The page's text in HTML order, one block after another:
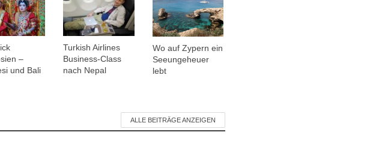
–
und Bali
Turkish Airlines
Business-Class
nach Nepal
Wo auf Zypern ein
Seeungeheuer
lebt
ALLE BEITRÄGE ANZEIGEN